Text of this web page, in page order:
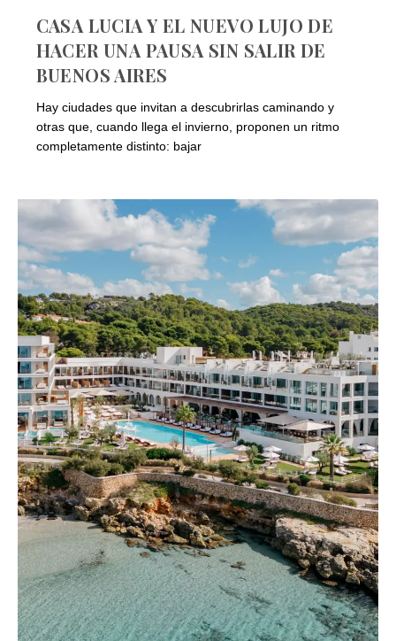
CASA LUCIA Y EL NUEVO LUJO DE
HACER UNA PAUSA SIN SALIR DE
BUENOS AIRES
Hay ciudades que invitan a descubrirlas caminando y
otras que, cuando llega el invierno, proponen un ritmo
completamente distinto: bajar